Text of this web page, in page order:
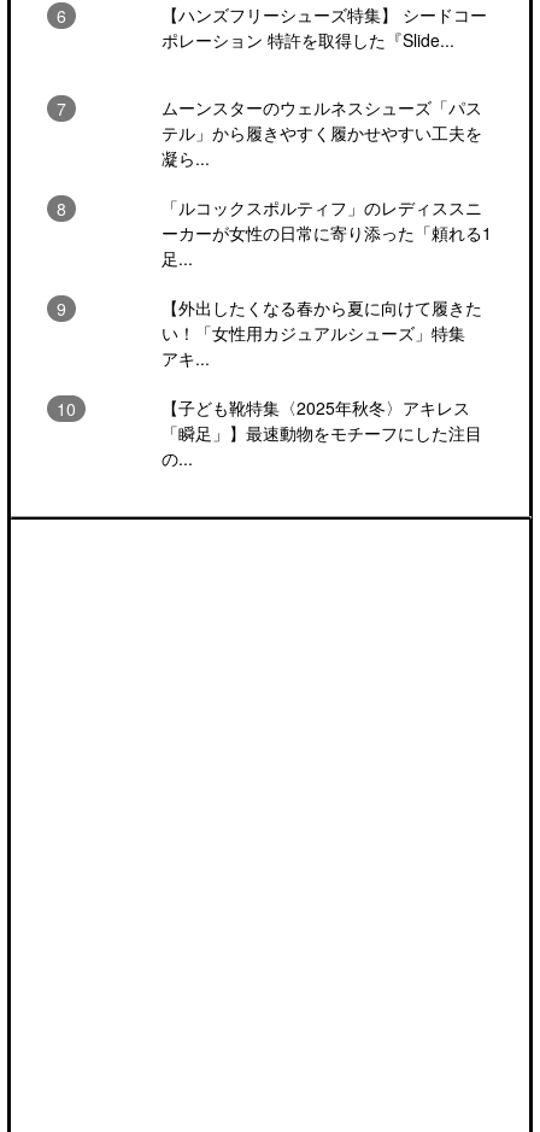
【ハンズフリーシューズ特集】 シードコー
ポレーション 特許を取得した『Slide...
ムーンスターのウェルネスシューズ「パス
テル」から履きやすく履かせやすい工夫を
凝ら...
「ルコックスポルティフ」のレディススニ
ーカーが女性の日常に寄り添った「頼れる1
足...
【外出したくなる春から夏に向けて履きた
い！「女性用カジュアルシューズ」特集
アキ...
【子ども靴特集〈2025年秋冬〉アキレス
「瞬足」】最速動物をモチーフにした注目
の...